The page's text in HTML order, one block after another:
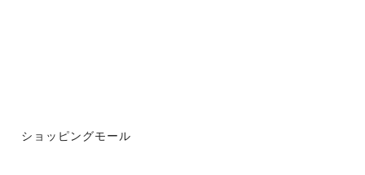
ショッピングモール